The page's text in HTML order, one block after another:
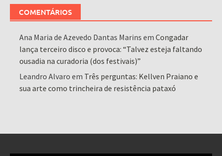
COMENTÁRIOS
Ana Maria de Azevedo Dantas Marins emCongadar
lança terceiro disco e provoca: “Talvez esteja faltando
ousadia na curadoria (dos festivais)”
Leandro Alvaro em Três perguntas: Kellven Praiano e
sua arte como trincheira de resistência pataxó